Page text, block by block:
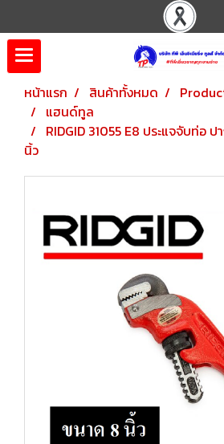
หน้าแรก สินค้าทั้งหมด
แฮนด์ทูล
RIDGID 31055 E8 ประแจจับท่อ
นิ้ว